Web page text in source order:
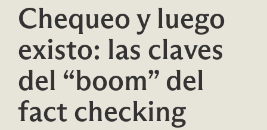
Chequeo y luego
existo: las claves
del “boom” del
fact checking